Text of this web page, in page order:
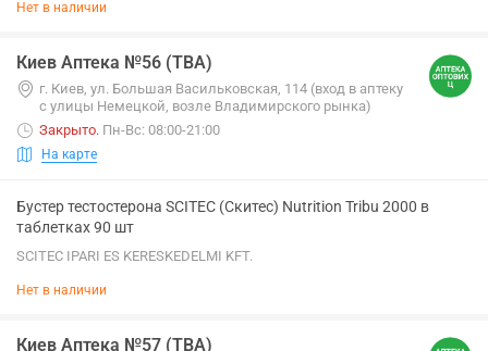
Нет в наличии
Киев Аптека №56 (ТВА)
г. Киев, ул. Большая Васильковская, 114 (вход в аптеку
с улицы Немецкой, возле Владимирского рынка)
Закрыто. Пн-Вс: 08:00-21:00
На карте
Бустер тестостерона SCITEC (Скитес) Nutrition Tribu 2000 в
таблетках 90 шт
SCITEC IPARI ES KERESKEDELMI KFT.
Нет в наличии
Киев Аптека №57 (ТВА)